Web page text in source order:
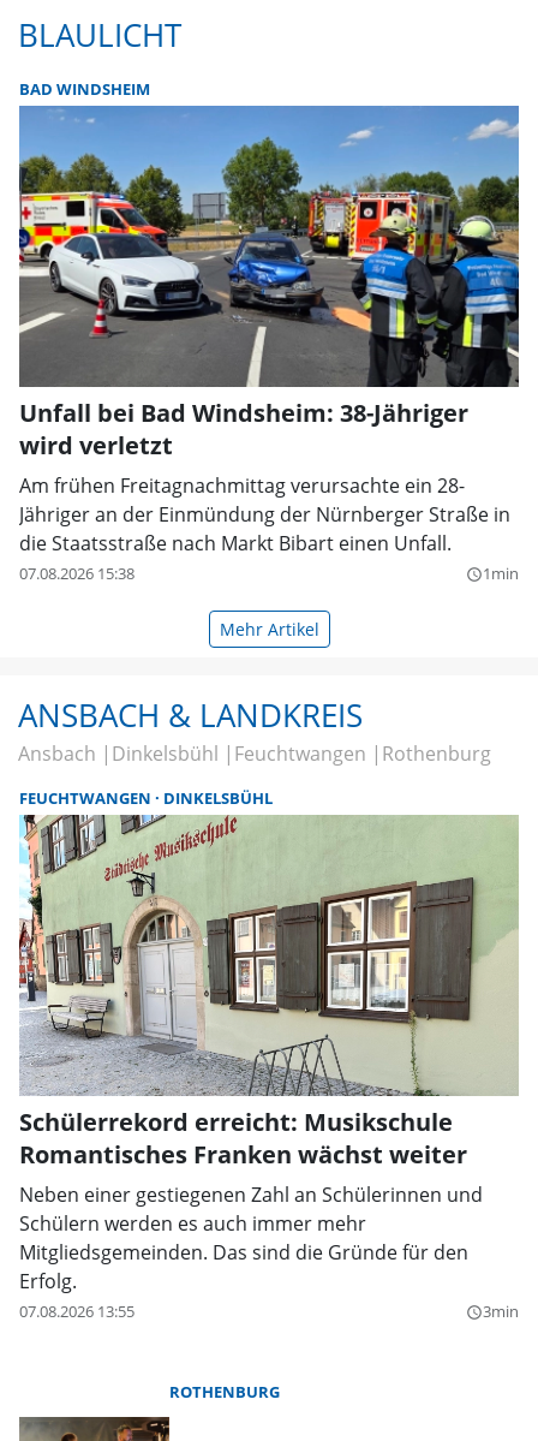
BLAULICHT
BAD WINDSHEIM
Unfall bei Bad Windsheim: 38-Jähriger
wird verletzt
Am frühen Freitagnachmittag verursachte ein 28-
Jähriger an der Einmündung der Nürnberger Straße in
die Staatsstraße nach Markt Bibart einen Unfall.
07.08.2026 15:38 query_builder1min
Mehr Artikel
ANSBACH & LANDKREIS
Ansbach Dinkelsbühl Feuchtwangen Rothenburg
FEUCHTWANGEN DINKELSBÜHL
Schülerrekord erreicht: Musikschule
Romantisches Franken wächst weiter
Neben einer gestiegenen Zahl an Schülerinnen und
Schülern werden es auch immer mehr
Mitgliedsgemeinden. Das sind die Gründe für den
Erfolg.
07.08.2026 13:55 query_builder3min
ROTHENBURG